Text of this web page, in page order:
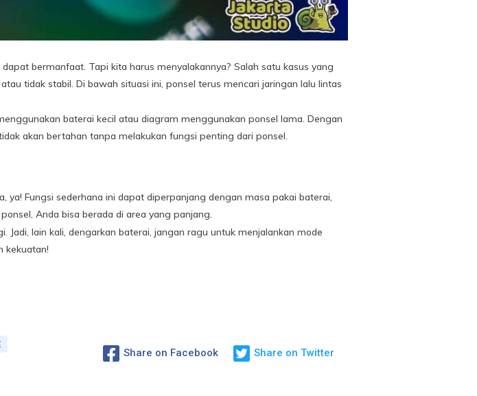
bermanfaat. Tapi kita harus menyalakannya? Salah satu kasus yang
tidak stabil. Di bawah situasi ini, ponsel terus mencari jaringan lalu lintas
baterai kecil atau diagram menggunakan ponsel lama. Dengan
akan bertahan tanpa melakukan fungsi penting dari ponsel.
ya! Fungsi sederhana ini dapat diperpanjang dengan masa pakai baterai,
Anda bisa berada di area yang panjang.
lain kali, dengarkan baterai, jangan ragu untuk menjalankan mode
kekuatan!
Share on Facebook Share on Twitter